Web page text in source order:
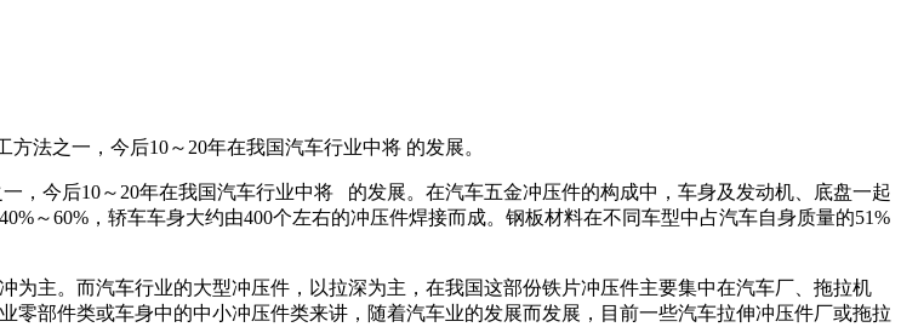
法之一，今后10～20年在我国汽车行业中将 的发展。
今后10～20年在我国汽车行业中将 的发展。在汽车五金冲压件的构成中，车身及发动机、底盘一起
～60%，轿车车身大约由400个左右的冲压件焊接而成。钢板材料在不同车型中占汽车自身质量的51%
主。而汽车行业的大型冲压件，以拉深为主，在我国这部份铁片冲压件主要集中在汽车厂、拖拉机
部件类或车身中的中小冲压件类来讲，随着汽车业的发展而发展，目前一些汽车拉伸冲压件厂或拖拉